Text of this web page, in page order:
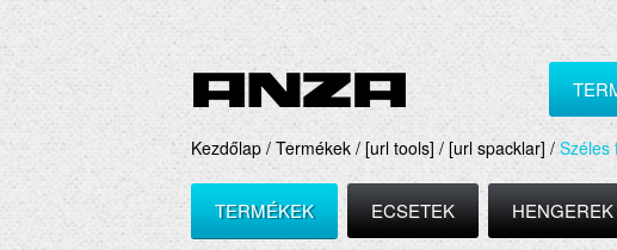
Kezdőlap / Termékek / [url tools] / [url spacklar] / Széles
TERMÉKEK ECSETEK HENGEREK